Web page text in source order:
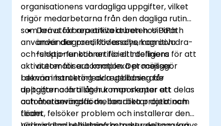
organisationens vardagliga uppgifter, vilket
frigör medarbetarna från den dagliga rutin
som krävs för repetitiva arbeten. UiPath
använder diagram, flödesscheman och dra-
och-slapp-funktioner för att definiera
aktiviteter för automation. Det möjliggör
bekväm hantering av regelbaserade
uppgifter och tillåter komponenter att delas
och återanvändas mellan olika projekt och
team.
Den utökbara arkitekturen hos UiPath
använder prediktiv analys, kognitiva
funktioner och artificiell intelligens för att
automatisera komplexa processer.
I denna instruktörledda utbildning får
deltagarna lära sig hur man skapar ett
automatiseringsflöde, bearbetar data inom
flödet, felsöker problem och installerar den